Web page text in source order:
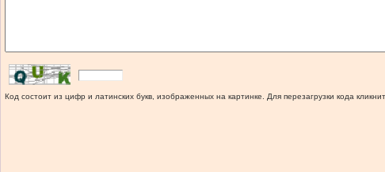
Код состоит из цифр и латинских букв, изображенных на картинке. Для перезагрузки кода